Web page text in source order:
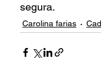
segura.
Carolina farias